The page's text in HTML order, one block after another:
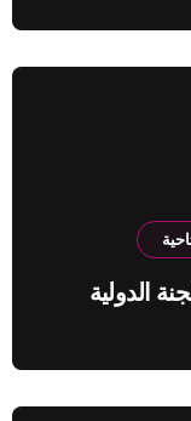
الدولية